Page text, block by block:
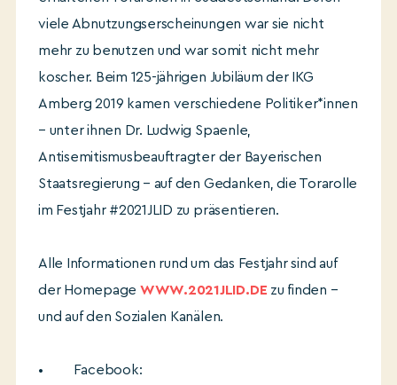
viele Abnutzungserscheinungen war sie nicht
mehr zu benutzen und war somit nicht mehr
koscher. Beim 125-jährigen Jubiläum der IKG
Amberg 2019 kamen verschiedene Politiker*innen
– unter ihnen Dr. Ludwig Spaenle,
Antisemitismusbeauftragter der Bayerischen
Staatsregierung – auf den Gedanken, die Torarolle
im Festjahr #2021JLID zu präsentieren.
Alle Informationen rund um das Festjahr sind auf
der Homepage WWW.2021JLID.DE zu finden –
und auf den Sozialen Kanälen.
• Facebook: